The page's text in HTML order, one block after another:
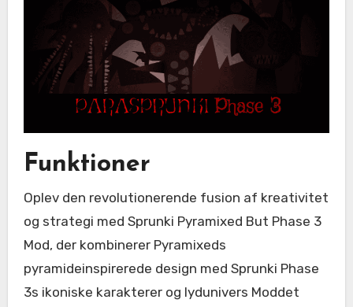
Funktioner
Oplev den revolutionerende fusion af kreativitet
og strategi med Sprunki Pyramixed But Phase 3
Mod, der kombinerer Pyramixeds
pyramideinspirerede design med Sprunki Phase
3s ikoniske karakterer og lydunivers Moddet